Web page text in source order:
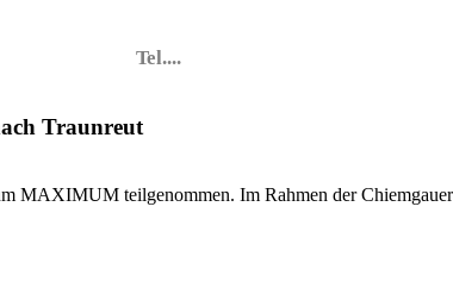
Tel....
Traunreut
MAXIMUM teilgenommen. Im Rahmen der